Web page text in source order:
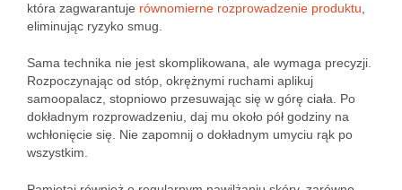
która zagwarantuje równomierne rozprowadzenie produktu
eliminując ryzyko smug.
Sama technika nie jest skomplikowana, ale wymaga precyzji.
Rozpoczynając od stóp, okrężnymi ruchami aplikuj
samoopalacz, stopniowo przesuwając się w górę ciała. Po
dokładnym rozprowadzeniu, daj mu około pół godziny na
wchłonięcie się. Nie zapomnij o dokładnym umyciu rąk po
wszystkim.